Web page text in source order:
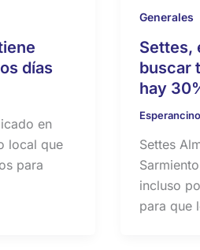
días
en
local que
para
Generales
Settes,
buscar
hay
Esperancino
Settes
incluso
para que